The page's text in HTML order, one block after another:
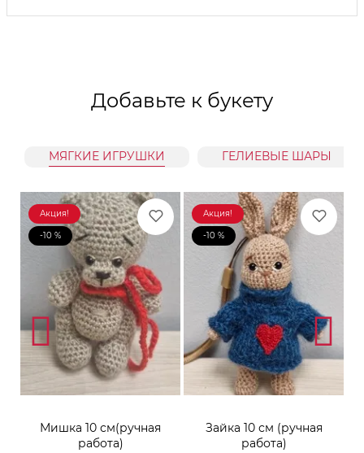
Добавьте к букету
МЯГКИЕ ИГРУШКИ ГЕЛИЕВЫЕ ШАРЫ
Акция!
-10 %
Мишка 10 см(ручная
работа)
Акция!
-10 %
Зайка 10 см (ручная
работа)